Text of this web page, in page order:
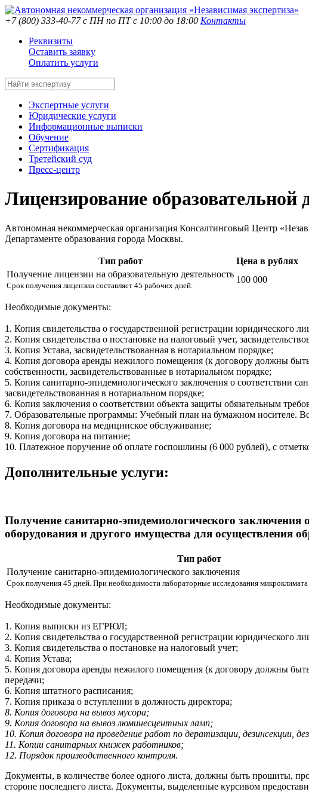
+7 (800) 333-40-77с ПН по ПТ с 10:00 до 18:00 Контакты
Реквизиты
Оставить заявку
Оплатить услуги
Экспертные услуги
Юридические услуги
Информационные выписки
Обучение
Сертификация
Третейский суд
Пресс-центр
Лицензирование образовательной
Автономная некоммерческая организация Консалтинговый Центр
Департаменте образования города Москвы.
Тип работ
Цена в рублях
Получение лицензии на образовательную деятельность
Срок получения лицензии составляет 45 рабочих дней.
100 000
Необходимые документы:
1. Копия свидетельства о государственной регистрации юридического
2. Копия свидетельства о постановке на налоговый учет,
3. Копия Устава, засвидетельствованная в нотариальном порядке;
4. Копия договора аренды нежилого помещения (к договору должны
собственности, засвидетельствованные в нотариальном порядке;
5. Копия санитарно-эпидемиологического заключения о соответствии
засвидетельствованная в нотариальном порядке;
6. Копия заключения о соответствии объекта защиты обязательным
7. Образовательные программы: Учебный план на бумажном носителе.
8. Копия договора на медицинское обслуживание;
9. Копия договора на питание;
10. Платежное поручение об оплате госпошлины (6 000 рублей), с
Дополнительные услуги:
Получение санитарно-эпидемиологического
оборудования и другого имущества для осуществления
Тип работ
Получение санитарно-эпидемиологического заключения
Срок получения 45 дней. При необходимости лабораторные исследования
Необходимые документы:
1. Копия выписки из ЕГРЮЛ;
2. Копия свидетельства о государственной регистрации юридического
3. Копия свидетельства о постановке на налоговый учет;
4. Копия Устава;
5. Копия договора аренды нежилого помещения (к договору должны
передачи;
6. Копия штатного расписания;
7. Копия приказа о вступлении в должность директора;
8. Копия договора на вывоз мусора;
9. Копия договора на вывоз люминесцентных ламп;
10. Копия договора на проведение работ по дератизации, дезинсекции,
11. Копии санитарных книжек работников;
12. Порядок производственного контроля.
Документы, в количестве более одного листа, должны быть прошиты,
стороне последнего листа. Документы, выделенные курсивом